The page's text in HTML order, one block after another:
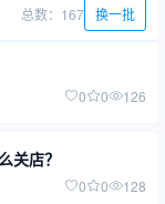
总数：167 换一批
0 0 126
关店？
0 0 128